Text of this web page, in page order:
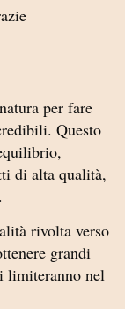
per fare
Questo
di alta qualità,
rivolta verso
grandi
limiteranno nel